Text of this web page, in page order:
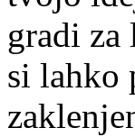
gradi
si lahko